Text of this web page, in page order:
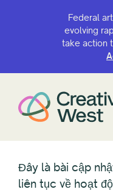
Federal
evolving
take action
Đây là bài cập
liên tục về hoạt